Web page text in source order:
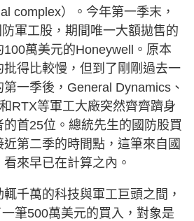
complex）。今年第一季末，
軍工股，期間唯一大額拋售的
100萬美元的Honeywell。原本
得比較慢，但到了剛剛過去一
一季後，General Dynamics、
RTX等軍工大廠突然齊齊躋身
首25位。總統先生的國防股買
第二季的時間點，這筆來自國
看來早已在計算之內。
千萬的科技與軍工巨頭之間，
筆500萬美元的買入，對象是